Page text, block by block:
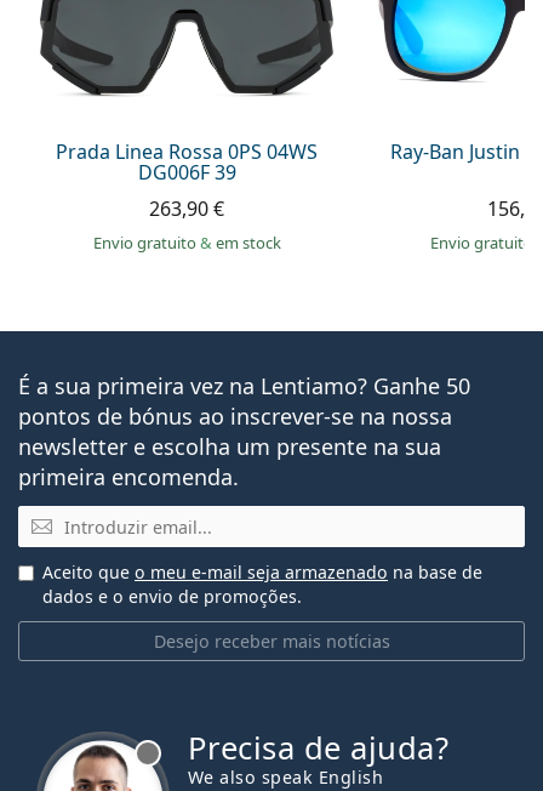
Prada Linea Rossa 0PS 04WS
DG006F 39
263,90 €
Envio gratuito& em stock
Ray-Ban Justin
Envio gratuito
É a sua primeira vez na Lentiamo? Ganhe 50
pontos de bónus ao inscrever-se na nossa
newsletter e escolha um presente na sua
primeira encomenda.
Email
Desejo receber mais notícias
Aceito que o meu e-mail seja armazenado na base de
dados e o envio de promoções.
Precisa de ajuda?
We also speak English